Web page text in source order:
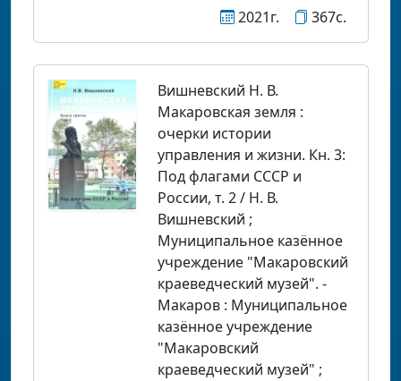
2021г.
367с.
Вишневский Н. В.
Макаровская земля :
очерки истории
управления и жизни. Кн. 3:
Под флагами СССР и
России, т. 2 / Н. В.
Вишневский ;
Муниципальное казённое
учреждение "Макаровский
краеведческий музей". -
Макаров : Муниципальное
казённое учреждение
"Макаровский
краеведческий музей" ;